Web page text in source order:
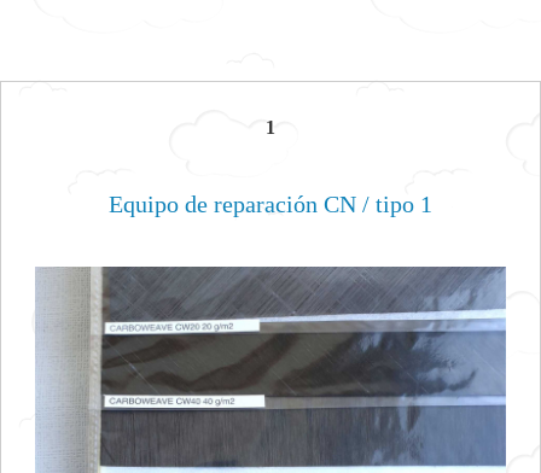
1
Equipo de reparación CN / tipo 1